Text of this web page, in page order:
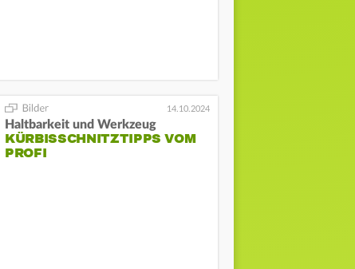
14.10.2024
Haltbarkeit und Werkzeug
KÜRBISSCHNITZTIPPS VOM
PROFI